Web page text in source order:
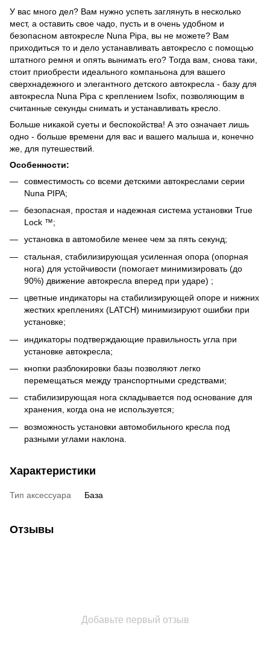
У вас много дел? Вам нужно успеть заглянуть в несколько
мест, а оставить свое чадо, пусть и в очень удобном и
безопасном автокресле Nuna Pipa, вы не можете? Вам
приходиться то и дело устанавливать автокресло с помощью
штатного ремня и опять вынимать его? Тогда вам, снова таки,
стоит приобрести идеального компаньона для вашего
сверхнадежного и элегантного детского автокресла - базу для
автокресла Nuna Pipa с креплением Isofix, позволяющим в
считанные секунды снимать и устанавливать кресло.
Больше никакой суеты и беспокойства! А это означает лишь
одно - больше времени для вас и вашего малыша и, конечно
же, для путешествий.
Особенности:
совместимость со всеми детскими автокреслами серии
Nuna PIPA;
безопасная, простая и надежная система установки True
Lock ™;
установка в автомобиле менее чем за пять секунд;
стальная, стабилизирующая усиленная опора (опорная
нога) для устойчивости (помогает минимизировать (до
90%) движение автокресла вперед при ударе) ;
цветные индикаторы на стабилизирующей опоре и нижних
жестких креплениях (LATCH) минимизируют ошибки при
установке;
индикаторы подтверждающие правильность угла при
установке автокресла;
кнопки разблокировки базы позволяют легко
перемещаться между транспортными средствами;
стабилизирующая нога складывается под основание для
хранения, когда она не используется;
возможность установки автомобильного кресла под
разными углами наклона.
Характеристики
Тип аксессуара База
Отзывы
Добавьте первый отзыв